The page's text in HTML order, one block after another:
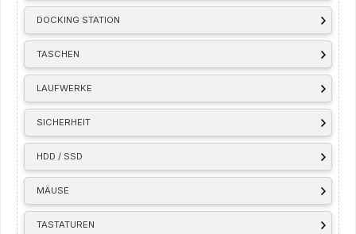
DOCKING STATION
TASCHEN
LAUFWERKE
SICHERHEIT
HDD / SSD
MÄUSE
TASTATUREN